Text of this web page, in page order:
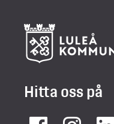
Hitta oss på